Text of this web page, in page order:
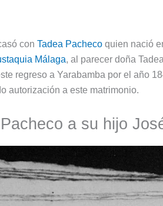
con Tadea Pacheco quien nació
Málaga, al parecer doña
regreso a Yarabamba por el año
autorización a este matrimonio.
a su hijo